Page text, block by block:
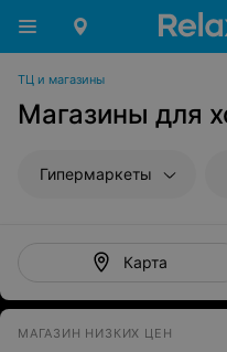
ТЦ и магазины
Магазины для
Гипермаркеты
Карта
МАГАЗИН НИЗКИХ ЦЕН